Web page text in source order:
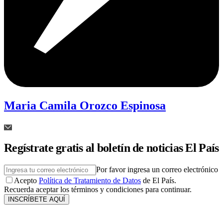
Maria Camila Orozco Espinosa
Regístrate gratis al boletín de noticias El País
Por favor ingresa un correo electrónico
Acepto Política de Tratamiento de Datos de El País.
Recuerda aceptar los términos y condiciones para continuar.
INSCRÍBETE AQUÍ